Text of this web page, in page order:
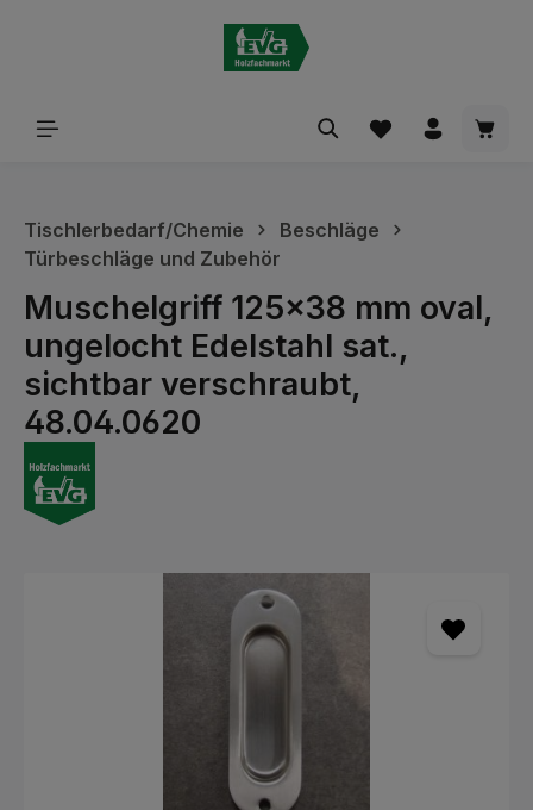
Tischlerbedarf/Chemie
Beschläge
Türbeschläge und Zubehör
Muschelgriff 125x38 mm oval,
ungelocht Edelstahl sat.,
sichtbar verschraubt,
48.04.0620